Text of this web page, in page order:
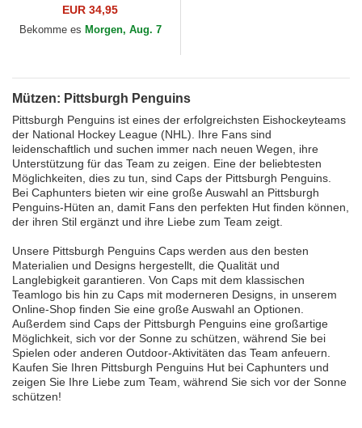
Stretch Snap Stated der
Pittsburgh Penguins NHL von
EUR 34,95
Bekomme es Morgen, Aug. 7
Mützen: Pittsburgh Penguins
Pittsburgh Penguins ist eines der erfolgreichsten Eishockeyteams
der National Hockey League (NHL). Ihre Fans sind
leidenschaftlich und suchen immer nach neuen Wegen, ihre
Unterstützung für das Team zu zeigen. Eine der beliebtesten
Möglichkeiten, dies zu tun, sind Caps der Pittsburgh Penguins.
Bei Caphunters bieten wir eine große Auswahl an Pittsburgh
Penguins-Hüten an, damit Fans den perfekten Hut finden können,
der ihren Stil ergänzt und ihre Liebe zum Team zeigt.
Unsere Pittsburgh Penguins Caps werden aus den besten
Materialien und Designs hergestellt, die Qualität und
Langlebigkeit garantieren. Von Caps mit dem klassischen
Teamlogo bis hin zu Caps mit moderneren Designs, in unserem
Online-Shop finden Sie eine große Auswahl an Optionen.
Außerdem sind Caps der Pittsburgh Penguins eine großartige
Möglichkeit, sich vor der Sonne zu schützen, während Sie bei
Spielen oder anderen Outdoor-Aktivitäten das Team anfeuern.
Kaufen Sie Ihren Pittsburgh Penguins Hut bei Caphunters und
zeigen Sie Ihre Liebe zum Team, während Sie sich vor der Sonne
schützen!